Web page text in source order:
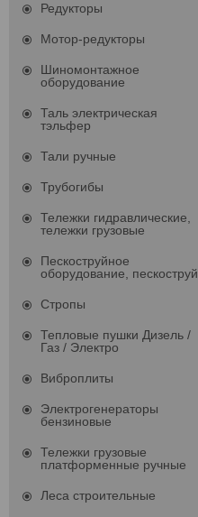
Редукторы
Мотор-редукторы
Шиномонтажное
оборудование
Таль электрическая
тэльфер
Тали ручные
Трубогибы
Тележки гидравлические,
тележки грузовые
Пескоструйное
оборудование, пескоструй
Стропы
Тепловые пушки Дизель /
Газ / Электро
Виброплиты
Электрогенераторы
бензиновые
Тележки грузовые
платформенные ручные
Леса строительные